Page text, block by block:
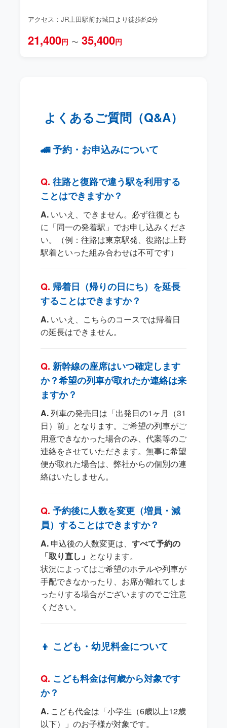
アクセス：JR上田駅前お城口より徒歩約2分
21,400円 〜 35,400円
よくあるご質問（Q&A）
🚄 予約・お申込みについて
往路と復路で違う駅を利用する
ことはできますか？
いいえ、できません。必ず往復とも
に「同一の発着駅」でお申し込みくださ
い。（例：往路は東京駅発、復路は上野
駅着といった組み合わせは不可です）
帰着日（帰りの日にち）を延長
することはできますか？
いいえ、こちらのコースでは帰着日
の延長はできません。
新幹線の座席はいつ確定します
か？希望の列車が取れたか連絡は来
ますか？
列車の発売日は「出発日の1ヶ月（31
日）前」となります。ご希望の列車がご
用意できなかった場合のみ、代案等のご
連絡をさせていただきます。無事に希望
便が取れた場合は、弊社からの個別の連
絡はいたしません。
予約後に人数を変更（増員・減
員）することはできますか？
申込後の人数変更は、 すべて予約の
「取り直し」 となります。
状況によってはご希望のホテルや列車が
手配できなかったり、お席が離れてしま
ったりする場合がございますのでご注意
ください。
👦 こども・幼児料金について
こども料金は何歳から対象です
か？
こども代金は「小学生（6歳以上12歳
以下）」のお子様が対象です。